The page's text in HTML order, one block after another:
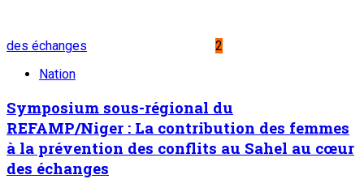
des échanges
2
Nation
Symposium sous-régional du
REFAMP/Niger : La contribution des femmes
à la prévention des conflits au Sahel au cœur
des échanges